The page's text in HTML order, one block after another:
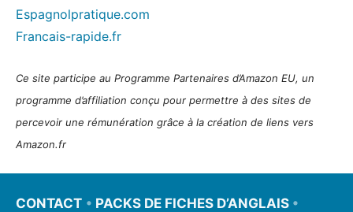
Espagnolpratique.com
Francais-rapide.fr
Ce site participe au Programme Partenaires d’Amazon EU, un
programme d’affiliation conçu pour permettre à des sites de
percevoir une rémunération grâce à la création de liens vers
Amazon.fr
CONTACT • PACKS DE FICHES D’ANGLAIS •